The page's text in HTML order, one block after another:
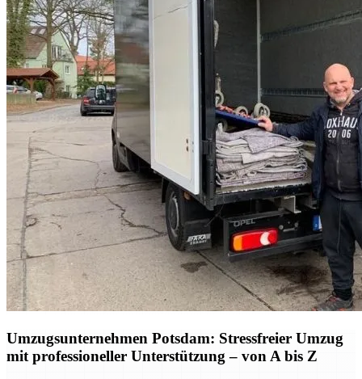
Umzugsunternehmen Potsdam: Stressfreier Umzug
mit professioneller Unterstützung – von A bis Z